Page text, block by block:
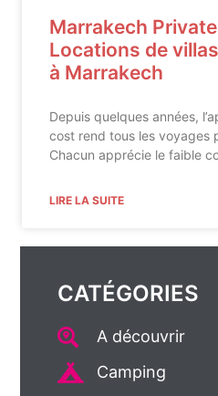
Marrakech
Locations de
à Marrakech
Depuis quelques années,
cost rend tous les voyages
Chacun apprécie le faible
LIRE LA SUITE
CATÉGORIES
A découvrir
Camping